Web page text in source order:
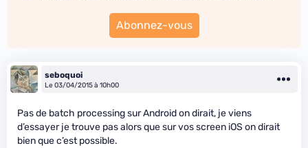
Abonnez-vous
seboquoi
Le 03/04/2015 à 10h00
Pas de batch processing sur Android on dirait, je viens
d’essayer je trouve pas alors que sur vos screen iOS on dirait
bien que c’est possible.